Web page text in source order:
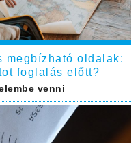
megbízható oldalak:
foglalás előtt?
venni